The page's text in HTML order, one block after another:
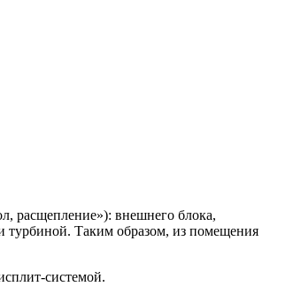
расщепление»): внешнего блока,
турбиной. Таким образом, из помещения
системой.